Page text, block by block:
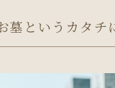
墓というカタチ